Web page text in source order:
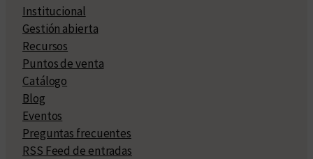
Institucional
Gestión abierta
Recursos
Puntos de venta
Catálogo
Blog
Eventos
Preguntas frecuentes
RSS Feed de entradas